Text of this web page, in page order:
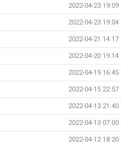
2022-04-23 19:09
2022-04-23 19:04
2022-04-21 14:17
2022-04-20 19:14
2022-04-19 16:45
2022-04-15 22:57
2022-04-13 21:40
2022-04-13 07:00
2022-04-12 18:20